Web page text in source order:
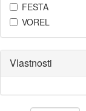
FESTA
VOREL
Vlastnosti